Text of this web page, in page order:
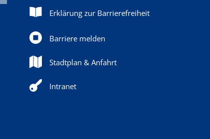
Erklärung zur Barrierefreiheit
Barriere melden
Stadtplan & Anfahrt
Intranet